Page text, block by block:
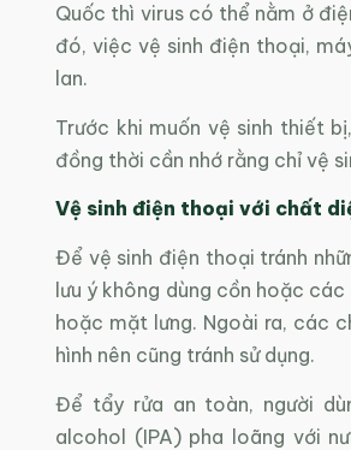
Quốc thì virus có thể nằm ở
đó, việc vệ sinh điện thoại,
lan.
Trước khi muốn vệ sinh thiết
đồng thời cần nhớ rằng chỉ vệ
Vệ sinh điện thoại với chất
Để vệ sinh điện thoại tránh
lưu ý không dùng cồn hoặc
hoặc mặt lưng. Ngoài ra, các
hình nên cũng tránh sử dụng.
Để tẩy rửa an toàn, người
alcohol (IPA) pha loãng với